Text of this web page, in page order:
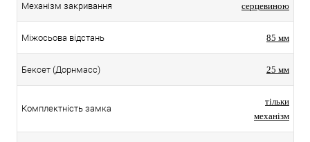
Механізм закривання серцевиною
Міжосьова відстань 85 мм
Бексет (Дорнмасс) 25 мм
Комплектність замка
тільки
механізм